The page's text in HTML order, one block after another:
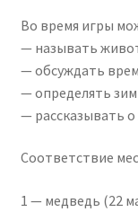
Во время игры
— называть
— обсуждать
— определять
— рассказывать
Соответствие
1 — медведь (22